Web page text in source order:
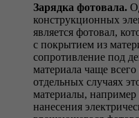
Зарядка фотовала.
конструкционных
является фотовал,
с покрытием из
сопротивление под
материала чаще
отдельных случаях
материалы,
нанесения